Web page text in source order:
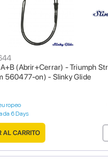
(Abrir+Cerrar) - Triumph
560477-on) - Slinky Glide
6 Days
AL CARRITO